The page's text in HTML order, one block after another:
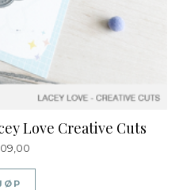
Love Creative Cuts